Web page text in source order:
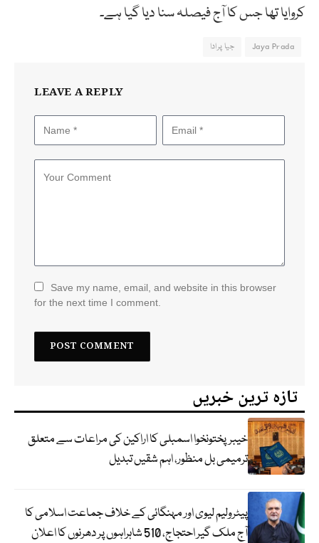
کروایا تھا جس کا آج فیصلہ سنا دیا گیا ہے۔
Jaya Prada جیا پرادا
LEAVE A REPLY
Save my name, email, and website in this browser
for the next time I comment.
تازہ ترین خبریں
خیبرپختونخوا اسمبلی کا اراکین کی مراعات سے متعلق
ترمیمی بل منظور، اہم شقیں تبدیل
پیٹرولیم لیوی اور مہنگائی کے خلاف جماعت اسلامی کا
آج ملک گیر احتجاج، 510 شاہراہوں پر دھرنوں کا اعلان